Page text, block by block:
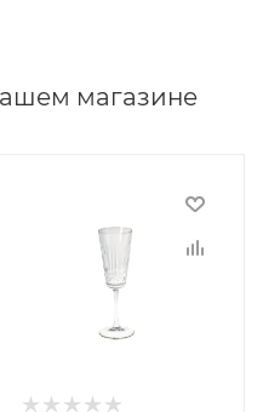
магазине